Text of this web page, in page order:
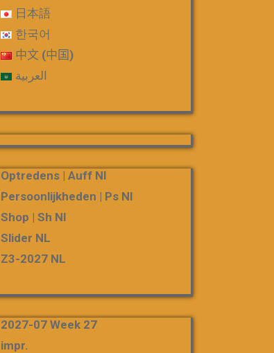
日本語
한국어
中文 (中国)
العربية
Optredens | Auff Nl
Persoonlijkheden | Ps Nl
Shop | Sh Nl
Slider NL
Z3-2027 NL
2027-07 Week 27
impr.